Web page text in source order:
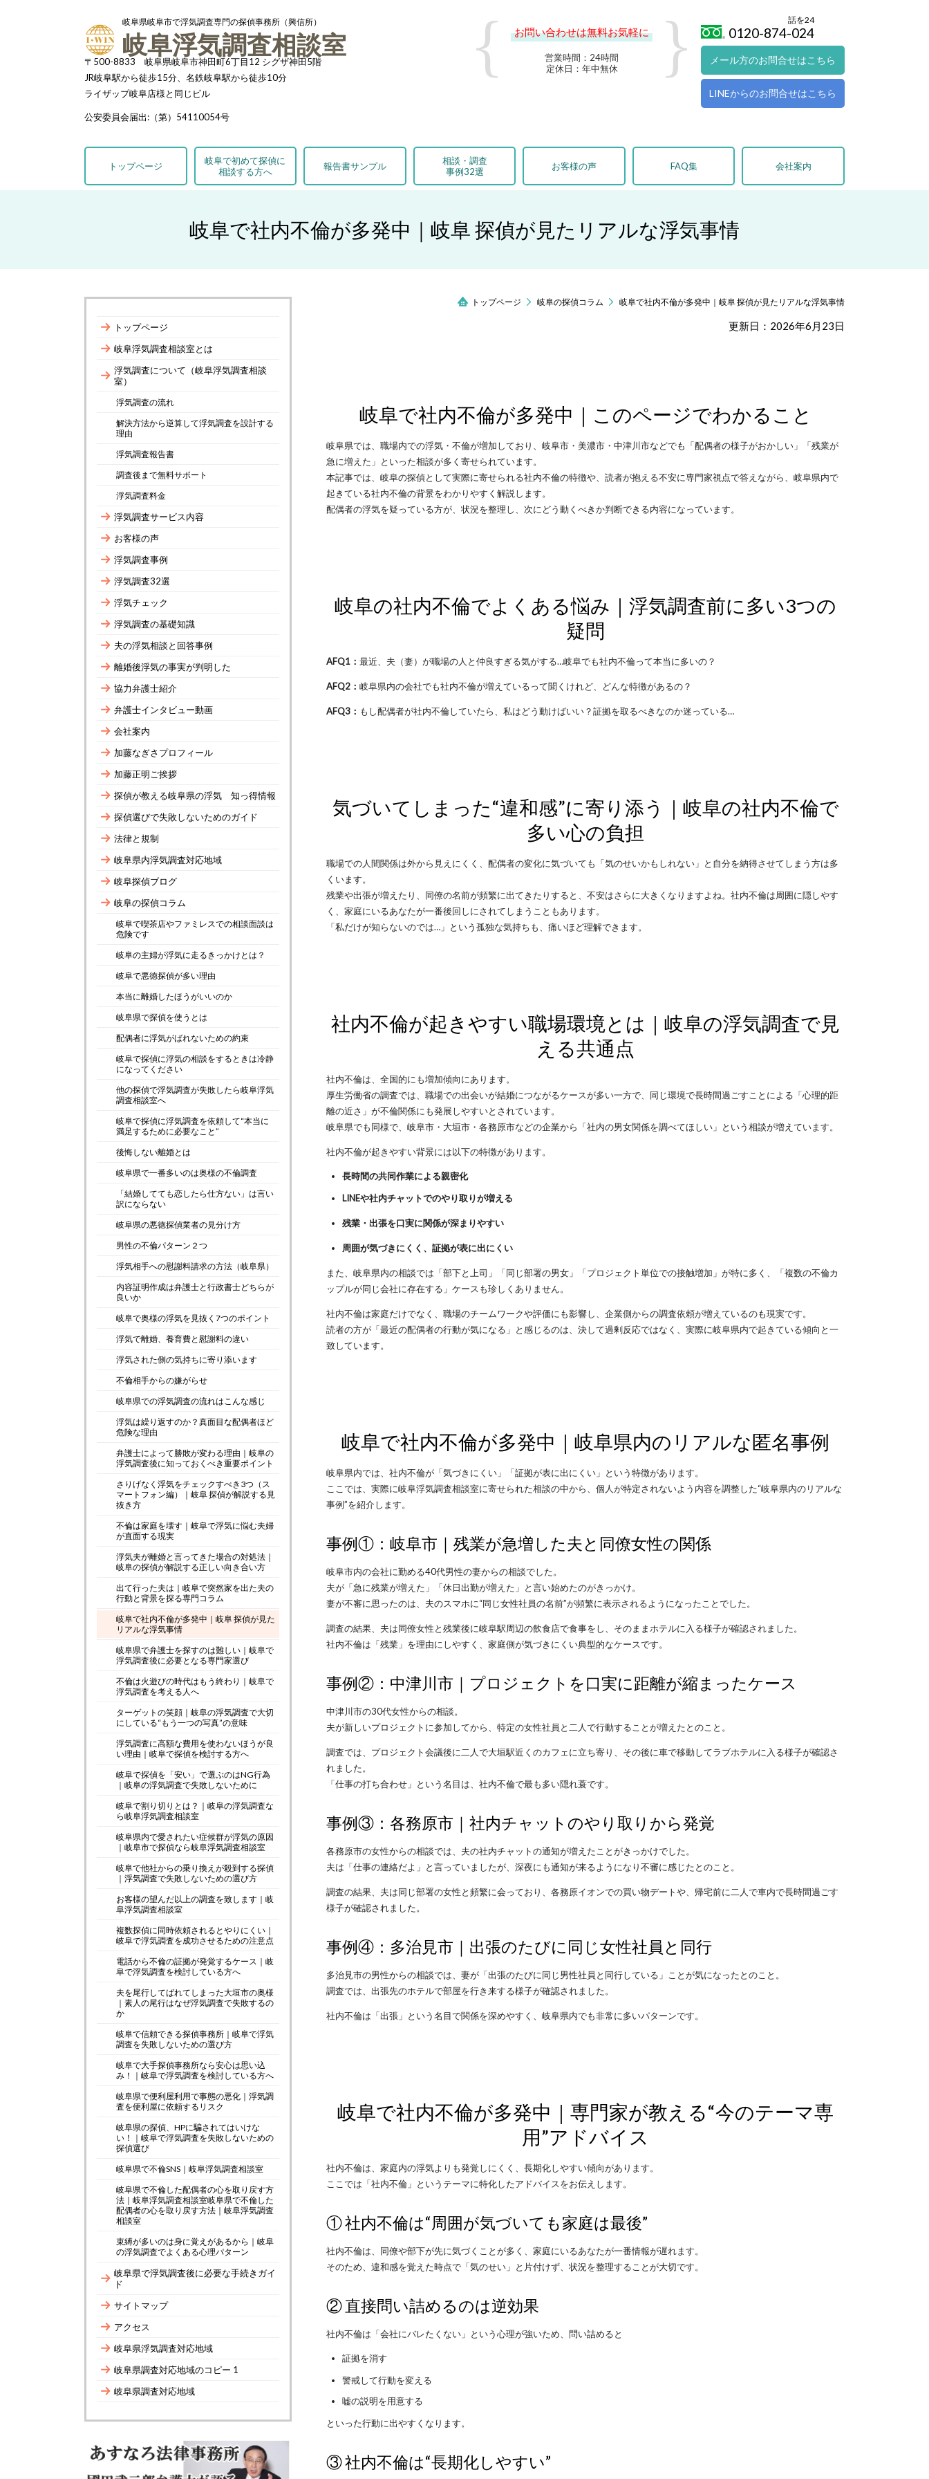
岐阜県岐阜市で浮気調査専門の探偵事務所（興信所）
岐阜浮気調査相談室
〒500-8833 岐阜県岐阜市神田町6丁目12 シグザ神田5階
JR岐阜駅から徒歩15分、名鉄岐阜駅から徒歩10分
ライザップ岐阜店様と同じビル
公安委員会届出:（第）54110054号
お問い合わせは無料お気軽に
営業時間：24時間
定休日：年中無休
話を24
0120-874-024
メール方のお問合せはこちら
LINEからのお問合せはこちら
トップページ
岐阜で初めて探偵に
相談する方へ
報告書サンプル
相談・調査
事例32選
お客様の声 FAQ集 会社案内
岐阜で社内不倫が多発中｜岐阜 探偵が見たリアルな浮気事情
トップページ 岐阜の探偵コラム 岐阜で社内不倫が多発中｜岐阜 探偵が見たリアルな浮気事情
更新日：2026年6月23日
岐阜で社内不倫が多発中｜このページでわかること
岐阜県では、職場内での浮気・不倫が増加しており、岐阜市・美濃市・中津川市などでも「配偶者の様子がおかしい」「残業が
急に増えた」といった相談が多く寄せられています。
本記事では、岐阜の探偵として実際に寄せられる社内不倫の特徴や、読者が抱える不安に専門家視点で答えながら、岐阜県内で
起きている社内不倫の背景をわかりやすく解説します。
配偶者の浮気を疑っている方が、状況を整理し、次にどう動くべきか判断できる内容になっています。
岐阜の社内不倫でよくある悩み｜浮気調査前に多い3つの
疑問
AFQ1： 最近、夫（妻）が職場の人と仲良すぎる気がする…岐阜でも社内不倫って本当に多いの？
AFQ2： 岐阜県内の会社でも社内不倫が増えているって聞くけれど、どんな特徴があるの？
AFQ3： もし配偶者が社内不倫していたら、私はどう動けばいい？証拠を取るべきなのか迷っている…
気づいてしまった“違和感”に寄り添う｜岐阜の社内不倫で
多い心の負担
職場での人間関係は外から見えにくく、配偶者の変化に気づいても「気のせいかもしれない」と自分を納得させてしまう方は多
くいます。
残業や出張が増えたり、同僚の名前が頻繁に出てきたりすると、不安はさらに大きくなりますよね。社内不倫は周囲に隠しやす
く、家庭にいるあなたが一番後回しにされてしまうこともあります。
「私だけが知らないのでは…」という孤独な気持ちも、痛いほど理解できます。
社内不倫が起きやすい職場環境とは｜岐阜の浮気調査で見
える共通点
社内不倫は、全国的にも増加傾向にあります。
厚生労働省の調査では、職場での出会いが結婚につながるケースが多い一方で、同じ環境で長時間過ごすことによる「心理的距
離の近さ」が不倫関係にも発展しやすいとされています。
岐阜県でも同様で、岐阜市・大垣市・各務原市などの企業から「社内の男女関係を調べてほしい」という相談が増えています。
社内不倫が起きやすい背景には以下の特徴があります。
長時間の共同作業による親密化
LINEや社内チャットでのやり取りが増える
残業・出張を口実に関係が深まりやすい
周囲が気づきにくく、証拠が表に出にくい
また、岐阜県内の相談では「部下と上司」「同じ部署の男女」「プロジェクト単位での接触増加」が特に多く、「複数の不倫カ
ップルが同じ会社に存在する」ケースも珍しくありません。
社内不倫は家庭だけでなく、職場のチームワークや評価にも影響し、企業側からの調査依頼が増えているのも現実です。
読者の方が「最近の配偶者の行動が気になる」と感じるのは、決して過剰反応ではなく、実際に岐阜県内で起きている傾向と一
致しています。
岐阜で社内不倫が多発中｜岐阜県内のリアルな匿名事例
岐阜県内では、社内不倫が「気づきにくい」「証拠が表に出にくい」という特徴があります。
ここでは、実際に岐阜浮気調査相談室に寄せられた相談の中から、個人が特定されないよう内容を調整した“岐阜県内のリアルな
事例”を紹介します。
事例①：岐阜市｜残業が急増した夫と同僚女性の関係
岐阜市内の会社に勤める40代男性の妻からの相談でした。
夫が「急に残業が増えた」「休日出勤が増えた」と言い始めたのがきっかけ。
妻が不審に思ったのは、夫のスマホに“同じ女性社員の名前”が頻繁に表示されるようになったことでした。
調査の結果、夫は同僚女性と残業後に岐阜駅周辺の飲食店で食事をし、そのままホテルに入る様子が確認されました。
社内不倫は「残業」を理由にしやすく、家庭側が気づきにくい典型的なケースです。
事例②：中津川市｜プロジェクトを口実に距離が縮まったケース
中津川市の30代女性からの相談。
夫が新しいプロジェクトに参加してから、特定の女性社員と二人で行動することが増えたとのこと。
調査では、プロジェクト会議後に二人で大垣駅近くのカフェに立ち寄り、その後に車で移動してラブホテルに入る様子が確認さ
れました。
「仕事の打ち合わせ」という名目は、社内不倫で最も多い隠れ蓑です。
事例③：各務原市｜社内チャットのやり取りから発覚
各務原市の女性からの相談では、夫の社内チャットの通知が増えたことがきっかけでした。
夫は「仕事の連絡だよ」と言っていましたが、深夜にも通知が来るようになり不審に感じたとのこと。
調査の結果、夫は同じ部署の女性と頻繁に会っており、各務原イオンでの買い物デートや、帰宅前に二人で車内で長時間過ごす
様子が確認されました。
事例④：多治見市｜出張のたびに同じ女性社員と同行
多治見市の男性からの相談では、妻が「出張のたびに同じ男性社員と同行している」ことが気になったとのこと。
調査では、出張先のホテルで部屋を行き来する様子が確認されました。
社内不倫は「出張」という名目で関係を深めやすく、岐阜県内でも非常に多いパターンです。
岐阜で社内不倫が多発中｜専門家が教える“今のテーマ専
用”アドバイス
社内不倫は、家庭内の浮気よりも発覚しにくく、長期化しやすい傾向があります。
ここでは「社内不倫」というテーマに特化したアドバイスをお伝えします。
① 社内不倫は“周囲が気づいても家庭は最後”
社内不倫は、同僚や部下が先に気づくことが多く、家庭にいるあなたが一番情報が遅れます。
そのため、違和感を覚えた時点で「気のせい」と片付けず、状況を整理することが大切です。
② 直接問い詰めるのは逆効果
社内不倫は「会社にバレたくない」という心理が強いため、問い詰めると
証拠を消す
警戒して行動を変える
嘘の説明を用意する
​といった行動に出やすくなります。
③ 社内不倫は“長期化しやすい”
トップページ
岐阜浮気調査相談室とは
浮気調査について（岐阜浮気調査相談
室）
浮気調査の流れ
解決方法から逆算して浮気調査を設計する
理由
浮気調査報告書
調査後まで無料サポート
浮気調査料金
浮気調査サービス内容
お客様の声
浮気調査事例
浮気調査32選
浮気チェック
浮気調査の基礎知識
夫の浮気相談と回答事例
離婚後浮気の事実が判明した
協力弁護士紹介
弁護士インタビュー動画
会社案内
加藤なぎさプロフィール
加藤正明ご挨拶
探偵が教える岐阜県の浮気 知っ得情報
探偵選びで失敗しないためのガイド
法律と規制
岐阜県内浮気調査対応地域
岐阜探偵ブログ
岐阜の探偵コラム
岐阜で喫茶店やファミレスでの相談面談は
危険です
岐阜の主婦が浮気に走るきっかけとは？
岐阜で悪徳探偵が多い理由
本当に離婚したほうがいいのか
岐阜県で探偵を使うとは
配偶者に浮気がばれないための約束
岐阜で探偵に浮気の相談をするときは冷静
になってください
他の探偵で浮気調査が失敗したら岐阜浮気
調査相談室へ
岐阜で探偵に浮気調査を依頼して“本当に
満足するために必要なこと”
後悔しない離婚とは
岐阜県で一番多いのは奥様の不倫調査
「結婚してても恋したら仕方ない」は言い
訳にならない
岐阜県の悪徳探偵業者の見分け方
男性の不倫パターン２つ
浮気相手への慰謝料請求の方法（岐阜県）
内容証明作成は弁護士と行政書士どちらが
良いか
岐阜で奥様の浮気を見抜く7つのポイント
浮気で離婚、養育費と慰謝料の違い
浮気された側の気持ちに寄り添います
不倫相手からの嫌がらせ
岐阜県での浮気調査の流れはこんな感じ
浮気は繰り返すのか？真面目な配偶者ほど
危険な理由
弁護士によって勝敗が変わる理由｜岐阜の
浮気調査後に知っておくべき重要ポイント
さりげなく浮気をチェックすべき3つ（ス
マートフォン編）｜岐阜 探偵が解説する見
抜き方
不倫は家庭を壊す｜岐阜で浮気に悩む夫婦
が直面する現実
浮気夫が離婚と言ってきた場合の対処法｜
岐阜の探偵が解説する正しい向き合い方
出て行った夫は｜岐阜で突然家を出た夫の
行動と背景を探る専門コラム
岐阜で社内不倫が多発中｜岐阜 探偵が見た
リアルな浮気事情
岐阜県で弁護士を探すのは難しい｜岐阜で
浮気調査後に必要となる専門家選び
不倫は火遊びの時代はもう終わり｜岐阜で
浮気調査を考える人へ
ターゲットの笑顔｜岐阜の浮気調査で大切
にしている“もう一つの写真”の意味
浮気調査に高額な費用を使わないほうが良
い理由｜岐阜で探偵を検討する方へ
岐阜で探偵を「安い」で選ぶのはNG行為
｜岐阜の浮気調査で失敗しないために
岐阜で割り切りとは？｜岐阜の浮気調査な
ら岐阜浮気調査相談室
岐阜県内で愛されたい症候群が浮気の原因
｜岐阜市で探偵なら岐阜浮気調査相談室
岐阜で他社からの乗り換えが殺到する探偵
｜浮気調査で失敗しないための選び方
お客様の望んだ以上の調査を致します｜岐
阜浮気調査相談室
複数探偵に同時依頼されるとやりにくい｜
岐阜で浮気調査を成功させるための注意点
電話から不倫の証拠が発覚するケース｜岐
阜で浮気調査を検討している方へ
夫を尾行してばれてしまった大垣市の奥様
｜素人の尾行はなぜ浮気調査で失敗するの
か
岐阜で信頼できる探偵事務所｜岐阜で浮気
調査を失敗しないための選び方
岐阜で大手探偵事務所なら安心は思い込
み！｜岐阜で浮気調査を検討している方へ
岐阜県で便利屋利用で事態の悪化｜浮気調
査を便利屋に依頼するリスク
岐阜県の探偵、HPに騙されてはいけな
い！｜岐阜で浮気調査を失敗しないための
探偵選び
岐阜県で不倫SNS｜岐阜浮気調査相談室
岐阜県で不倫した配偶者の心を取り戻す方
法｜岐阜浮気調査相談室岐阜県で不倫した
配偶者の心を取り戻す方法｜岐阜浮気調査
相談室
束縛が多いのは身に覚えがあるから｜岐阜
の浮気調査でよくある心理パターン
岐阜県で浮気調査後に必要な手続きガイ
ド
サイトマップ
アクセス
岐阜県浮気調査対応地域
岐阜県調査対応地域のコピー 1
岐阜県調査対応地域